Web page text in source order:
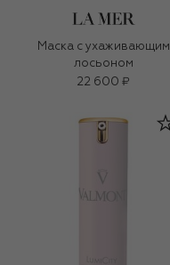
Маска с ухаживающим
лосьоном
22 600 ₽